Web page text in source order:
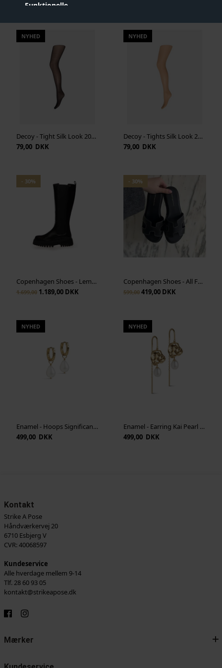
Funktionelle
Statistiske
Vis cookie detaljer
699,00
NYHED
Decoy - Tight Silk Look 20Den - Black
79,00 DKK
NYHED
Decoy - Tights Silk Look 20Den - Sand
79,00 DKK
- 30%
Copenhagen Shoes - Lemon High - Black
1.699,001.189,00 DKK
- 30%
Copenhagen Shoes - All For Love - Black
599,00 419,00 DKK
NYHED
Enamel - Hoops Significant Pearl - Guld
499,00 DKK
NYHED
Enamel - Earring Kai Pearl - Guld
499,00 DKK
Kontakt
Strike A Pose
Håndværkervej 20
6710 Esbjerg V
CVR: 40068597
Kundeservice
Alle hverdage mellem 9-14
Tlf. 28 60 93 05
kontakt@strikeapose.dk
Mærker